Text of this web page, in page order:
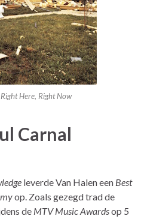
Here, Right Now
Carnal
leverde Van Halen een Best
op. Zoals gezegd trad de
de MTV Music Awardsop 5